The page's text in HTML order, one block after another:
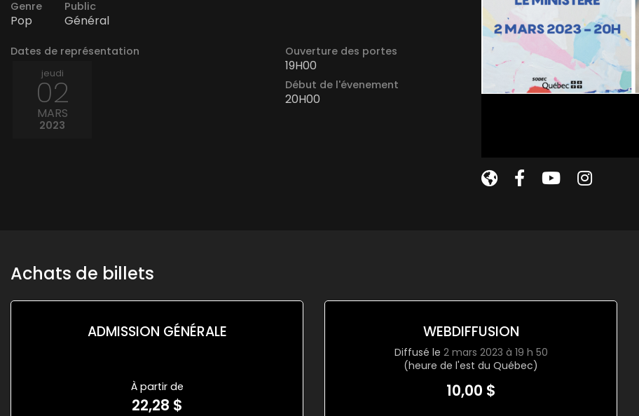
Genre
Pop
Public
Général
Dates de représentation
jeudi
02
MARS
2023
Ouverture des portes
19H00
Début de l'évenement
20H00
Achats de billets
ADMISSION GÉNÉRALE
À partir de
22,28 $
WEBDIFFUSION
Diffusé le 2 mars 2023 à 19 h 50
(heure de l'est du Québec)
10,00 $